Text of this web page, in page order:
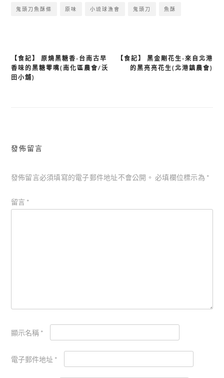
鬼頭刀魚酥條 原味 小琉球漁會 鬼頭刀 魚酥
文
章
【食記】 原燒黑糖香-台南古早
香味的黑糖零嘴(南化區農會/沃
田小舖)
【食記】 黑金剛花生-來自北港
的黑亮亮花生(北港鎮農會)
發佈留言
發佈留言必須填寫的電子郵件地址不會公開。 必填欄位標示為 *
留言 *
顯示名稱 *
電子郵件地址 *